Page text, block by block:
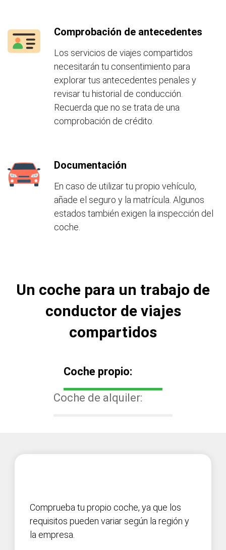
Comprobación de antecedentes
Los servicios de viajes compartidos
necesitarán tu consentimiento para
explorar tus antecedentes penales y
revisar tu historial de conducción.
Recuerda que no se trata de una
comprobación de crédito.
Documentación
En caso de utilizar tu propio vehículo,
añade el seguro y la matrícula. Algunos
estados también exigen la inspección del
coche.
Un coche para un trabajo de
conductor de viajes
compartidos
Coche propio:
Coche de alquiler:
Comprueba tu propio coche, ya que los
requisitos pueden variar según la región y
la empresa.